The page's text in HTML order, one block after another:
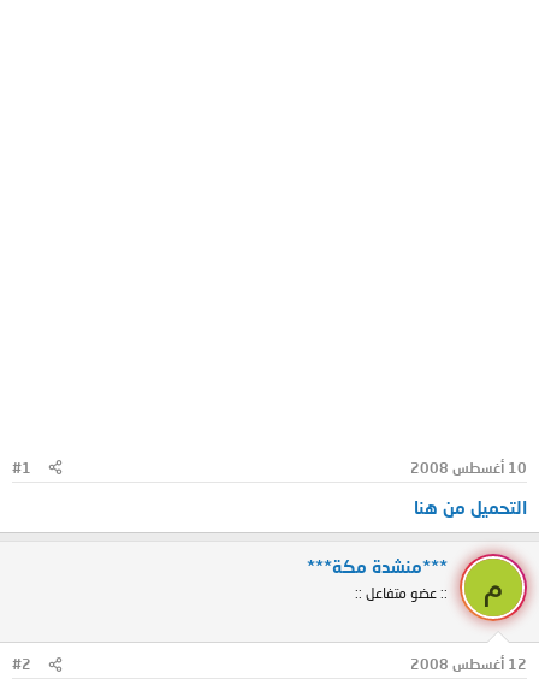
10 أغسطس 2008 #1
التحميل من هنا
م
***منشدة مكة***
:: عضو متفاعل ::
12 أغسطس 2008 #2